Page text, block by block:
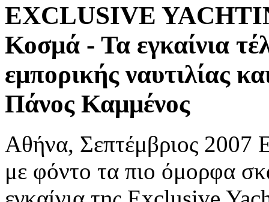
EXCLUSIVE
Κοσμά - Τα εγκαίνια
εμπορικής ναυτιλίας
Πάνος Καμμένος
Αθήνα, Σεπτέμβριος
με φόντο τα πιο όμορφα